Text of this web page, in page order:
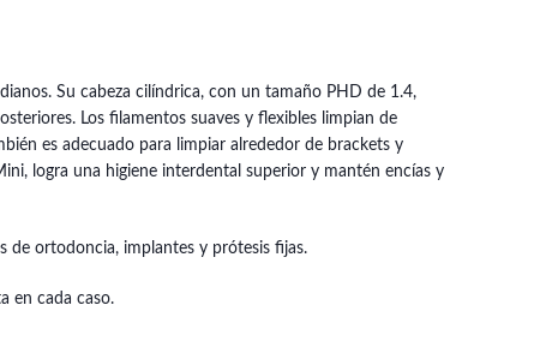
Su cabeza cilíndrica, con un tamaño PHD de 1.4,
Los filamentos suaves y flexibles limpian de
es adecuado para limpiar alrededor de brackets y
logra una higiene interdental superior y mantén encías y
de ortodoncia, implantes y prótesis fijas.
en cada caso.